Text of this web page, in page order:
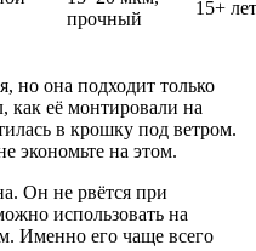
прочный
15+ лет
но она подходит только
её монтировали на
в крошку под ветром.
экономьте на этом.
Он не рвётся при
использовать на
Именно его чаще всего